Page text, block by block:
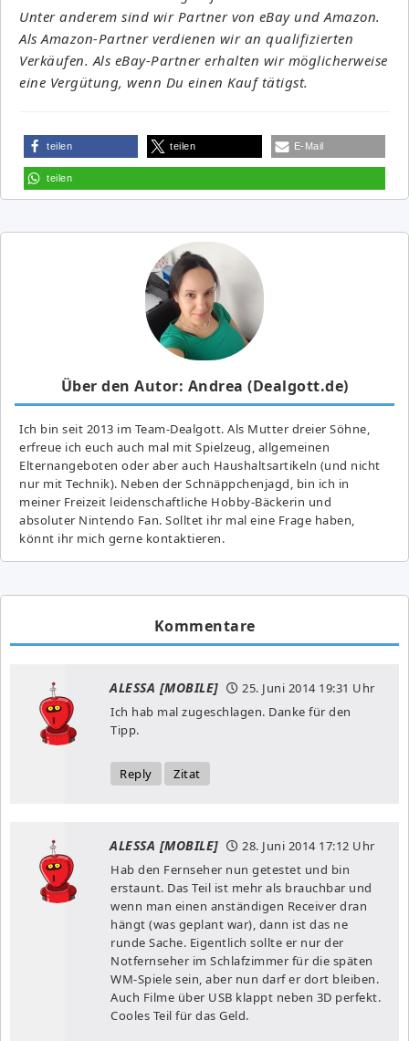
Unter anderem sind wir Partner von eBay und Amazon.
Als Amazon-Partner verdienen wir an qualifizierten
Verkäufen. Als eBay-Partner erhalten wir möglicherweise
eine Vergütung, wenn Du einen Kauf tätigst.
teilen teilen E-Mail
teilen
Über den Autor: Andrea (Dealgott.de)
Ich bin seit 2013 im Team-Dealgott. Als Mutter dreier Söhne,
erfreue ich euch auch mal mit Spielzeug, allgemeinen
Elternangeboten oder aber auch Haushaltsartikeln (und nicht
nur mit Technik). Neben der Schnäppchenjagd, bin ich in
meiner Freizeit leidenschaftliche Hobby-Bäckerin und
absoluter Nintendo Fan. Solltet ihr mal eine Frage haben,
könnt ihr mich gerne kontaktieren.
Kommentare
ALESSA [MOBILE] 25. Juni 201419:31 Uhr
Ich hab mal zugeschlagen. Danke für den
Tipp.
Reply Zitat
ALESSA [MOBILE] 28. Juni 201417:12 Uhr
Hab den Fernseher nun getestet und bin
erstaunt. Das Teil ist mehr als brauchbar und
wenn man einen anständigen Receiver dran
hängt (was geplant war), dann ist das ne
runde Sache. Eigentlich sollte er nur der
Notfernseher im Schlafzimmer für die späten
WM-Spiele sein, aber nun darf er dort bleiben.
Auch Filme über USB klappt neben 3D perfekt.
Cooles Teil für das Geld.